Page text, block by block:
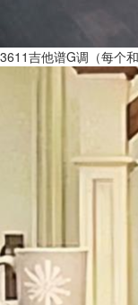
3611吉他谱G调（每个